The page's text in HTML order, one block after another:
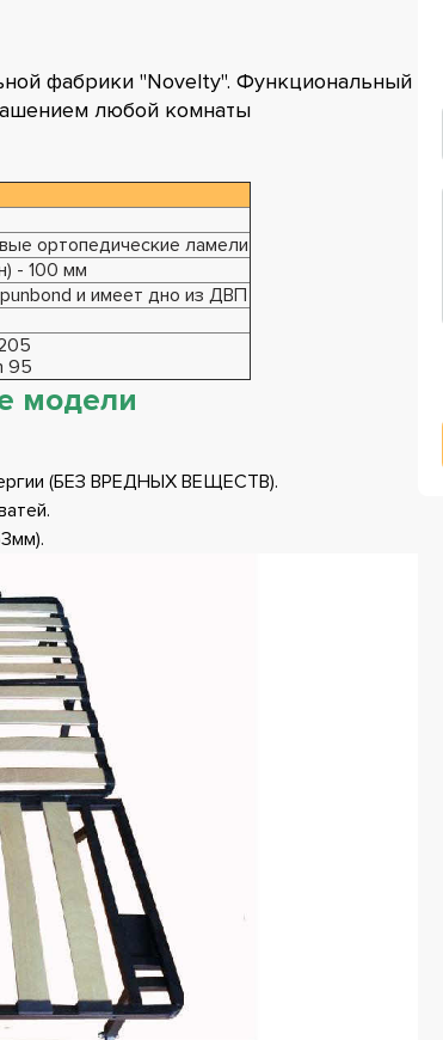
фабрики "Novelty". Функциональный
любой комнаты
ортопедические ламели
- 100 мм
и имеет дно из ДВП
95
модели
(БЕЗ ВРЕДНЫХ ВЕЩЕСТВ).